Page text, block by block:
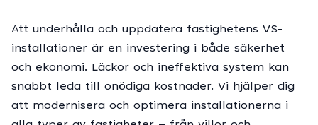
Att underhålla och uppdatera fastighetens VS-
installationer är en investering i både säkerhet
och ekonomi. Läckor och ineffektiva system kan
snabbt leda till onödiga kostnader. Vi hjälper dig
att modernisera och optimera installationerna i